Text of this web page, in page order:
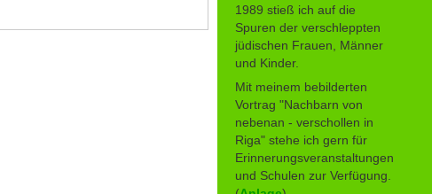
1989 stieß ich auf die
Spuren der verschleppten
jüdischen Frauen, Männer
und Kinder.
Mit meinem bebilderten
Vortrag "Nachbarn von
nebenan - verschollen in
Riga" stehe ich gern für
Erinnerungsveranstaltungen
und Schulen zur Verfügung.